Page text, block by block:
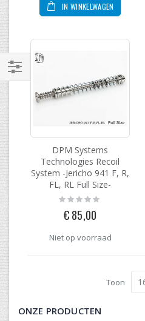
IN WINKELWAGEN
DPM Systems
Technologies Recoil
System -Jericho 941 F, R,
FL, RL Full Size-
Rating:
0%
€ 85,00
Niet op voorraad
Toon
Filteren
ONZE PRODUCTEN